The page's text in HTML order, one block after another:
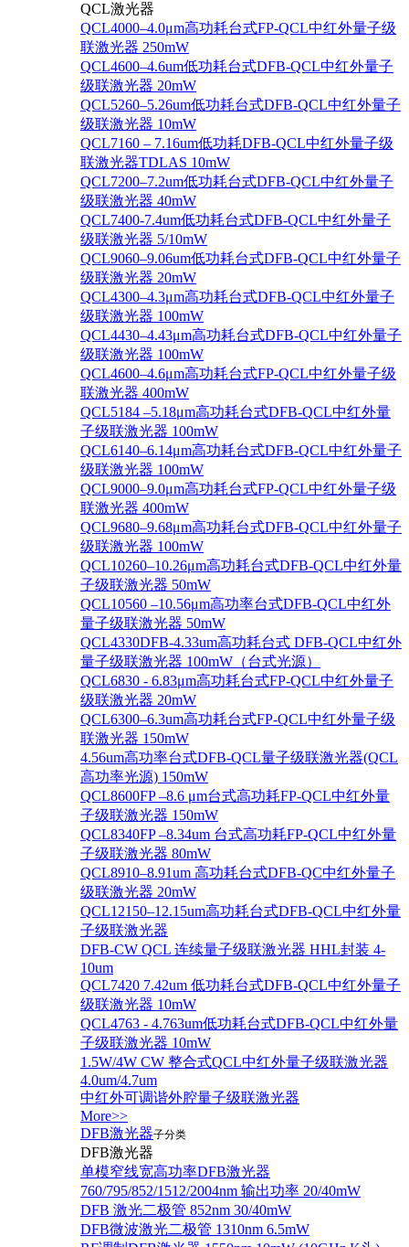
QCL激光器
QCL4000–4.0μm高功耗台式FP-QCL中红外量子级
联激光器 250mW
QCL4600–4.6um低功耗台式DFB-QCL中红外量子
级联激光器 20mW
QCL5260–5.26um低功耗台式DFB-QCL中红外量子
级联激光器 10mW
QCL7160 – 7.16um低功耗DFB-QCL中红外量子级
联激光器TDLAS 10mW
QCL7200–7.2um低功耗台式DFB-QCL中红外量子
级联激光器 40mW
QCL7400-7.4um低功耗台式DFB-QCL中红外量子
级联激光器 5/10mW
QCL9060–9.06um低功耗台式DFB-QCL中红外量子
级联激光器 20mW
QCL4300–4.3μm高功耗台式DFB-QCL中红外量子
级联激光器 100mW
QCL4430–4.43μm高功耗台式DFB-QCL中红外量子
级联激光器 100mW
QCL4600–4.6μm高功耗台式FP-QCL中红外量子级
联激光器 400mW
QCL5184 –5.18μm高功耗台式DFB-QCL中红外量
子级联激光器 100mW
QCL6140–6.14μm高功耗台式DFB-QCL中红外量子
级联激光器 100mW
QCL9000–9.0μm高功耗台式FP-QCL中红外量子级
联激光器 400mW
QCL9680–9.68μm高功耗台式DFB-QCL中红外量子
级联激光器 100mW
QCL10260–10.26μm高功耗台式DFB-QCL中红外量
子级联激光器 50mW
QCL10560 –10.56μm高功率台式DFB-QCL中红外
量子级联激光器 50mW
QCL4330DFB-4.33um高功耗台式 DFB-QCL中红外
量子级联激光器 100mW（台式光源）
QCL6830 - 6.83μm高功耗台式FP-QCL中红外量子
级联激光器 20mW
QCL6300–6.3um高功耗台式FP-QCL中红外量子级
联激光器 150mW
4.56um高功率台式DFB-QCL量子级联激光器(QCL
高功率光源) 150mW
QCL8600FP –8.6 μm台式高功耗FP-QCL中红外量
子级联激光器 150mW
QCL8340FP –8.34um 台式高功耗FP-QCL中红外量
子级联激光器 80mW
QCL8910–8.91um 高功耗台式DFB-QC中红外量子
级联激光器 20mW
QCL12150–12.15um高功耗台式DFB-QCL中红外量
子级联激光器
DFB-CW QCL 连续量子级联激光器 HHL封装 4-
10um
QCL7420 7.42um 低功耗台式DFB-QCL中红外量子
级联激光器 10mW
QCL4763 - 4.763um低功耗台式DFB-QCL中红外量
子级联激光器 10mW
1.5W/4W CW 整合式QCL中红外量子级联激光器
4.0um/4.7um
中红外可调谐外腔量子级联激光器
More>>
DFB激光器子分类
DFB激光器
单模窄线宽高功率DFB激光器
760/795/852/1512/2004nm 输出功率 20/40mW
DFB 激光二极管 852nm 30/40mW
DFB微波激光二极管 1310nm 6.5mW